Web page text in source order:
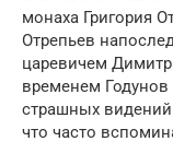
монаха Григория
Отрепьев
царевичем
временем Годунов
страшных
что часто